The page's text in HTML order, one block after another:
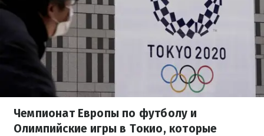
Чемпионат Европы по футболу и
Олимпийские игры в Токио, которые